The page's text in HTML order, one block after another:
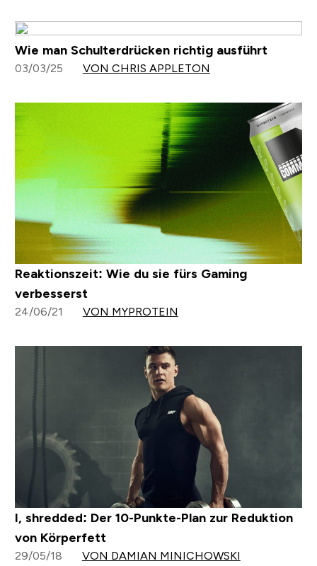
Wie man Schulterdrücken richtig ausführt
03/03/25 VON CHRIS APPLETON
Reaktionszeit: Wie du sie fürs Gaming
verbesserst
24/06/21 VON MYPROTEIN
I, shredded: Der 10-Punkte-Plan zur Reduktion
von Körperfett
29/05/18 VON DAMIAN MINICHOWSKI